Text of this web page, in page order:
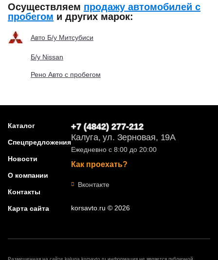
Осуществляем продажу автомобилей с
пробегом и других марок:
Авто Б/у Митсубиси
Б/у Nissan
Рено Авто с пробегом
Каталог
Спецпредложения
Новости
О компании
Контакты
Карта сайта
+7 (4842) 277-212
Калуга, ул. Зерновая, 19А
Ежедневно с 8:00 до 20:00
Как проехать?
Вконтакте
korsavto.ru © 2026
Размещенная на сайте kaluga.korsavto.ru информация не является публичной